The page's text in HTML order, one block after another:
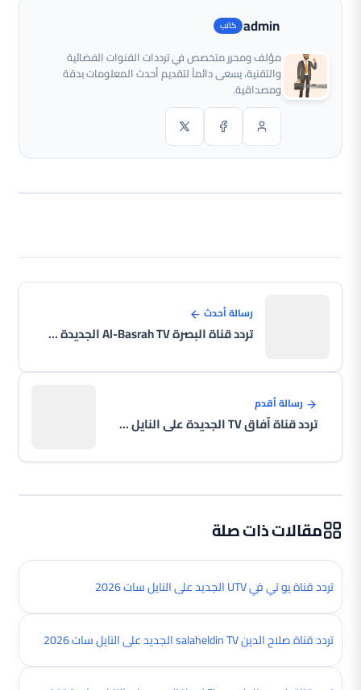
admin
مؤلف ومحرر متخصص في ترددات القنوات الفضائية
والتقنية، يسعى دائماً لتقديم أحدث المعلومات بدقة
ومصداقية.
رسالة أحدث
تردد قناة البصرة Al-Basrah TV الجديدة على النايل سات 2026
رسالة أقدم
تردد قناة آفاق TV الجديدة على النايل سات 2026
مقالات ذات صلة
تردد قناة يو تي في UTV الجديد على النايل سات 2026
تردد قناة صلاح الدين salaheldin TV الجديد على النايل سات 2026